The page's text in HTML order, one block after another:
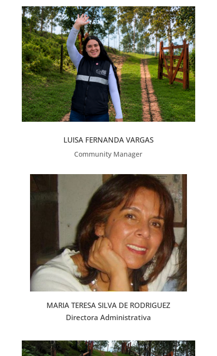
LUISA FERNANDA VARGAS
Community Manager
MARIA TERESA SILVA DE RODRIGUEZ
Directora Administrativa